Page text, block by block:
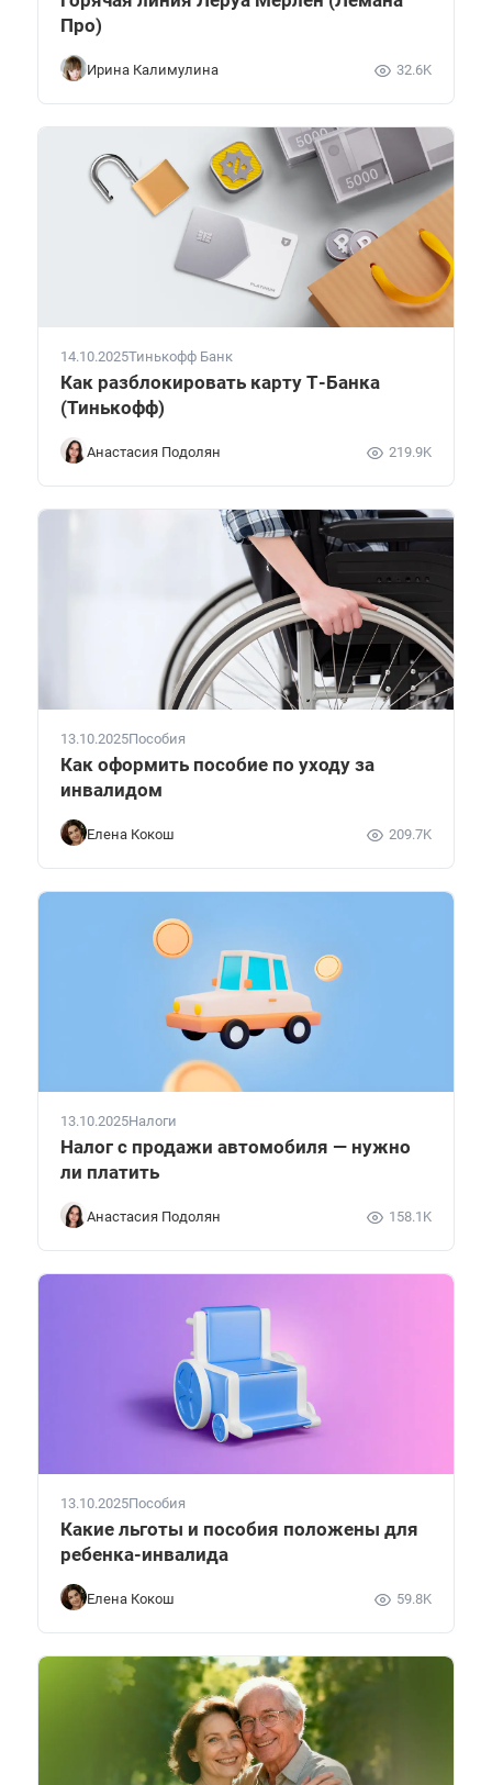
Про)
Ирина Калимулина 32.6K
14.10.2025Тинькофф Банк
Как разблокировать карту Т-Банка
(Тинькофф)
Анастасия Подолян 219.9K
13.10.2025Пособия
Как оформить пособие по уходу за
инвалидом
Елена Кокош 209.7K
13.10.2025Налоги
Налог с продажи автомобиля — нужно
ли платить
Анастасия Подолян 158.1K
13.10.2025Пособия
Какие льготы и пособия положены для
ребенка-инвалида
Елена Кокош 59.8K